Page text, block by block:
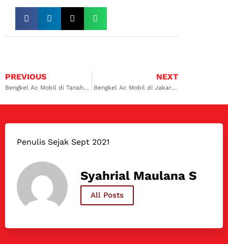
PREVIOUS
Bengkel Ac Mobil di Tanah Abang
NEXT
Bengkel Ac Mobil di Jakarta Timur
Penulis Sejak Sept 2021
Syahrial Maulana S
All Posts